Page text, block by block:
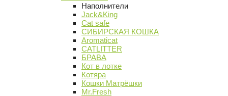
Наполнители
Jack&King
Cat safe
СИБИРСКАЯ КОШКА
Aromaticat
CATLITTER
БРАВА
Кот в лотке
Котяра
Кошки Матрёшки
Mr.Fresh